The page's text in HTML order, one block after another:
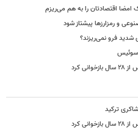
امضا اقتصادتان را به هم می‌ریزم
و رمزارزها پیشتاز شود
شدید فرو نمی‌ریزند؟
سوئیس
کرد
ترکید
کرد